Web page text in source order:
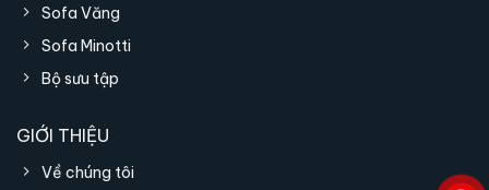
Đội ngũ chuyên viên tư vấn dày dặn kinh
nghiệm sẽ giúp bạn tạo nên một không
gian sống đẳng cấp và sang trọng.
kích thước và màu sắc mong muốn của
mình.
Sofa Văng
Sofa Minotti
Bộ sưu tập
GIỚI THIỆU
Về chúng tôi